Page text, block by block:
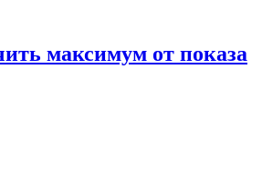
максимум от показа